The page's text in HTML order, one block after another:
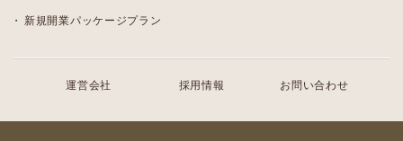
新規開業パッケージプラン
運営会社 採用情報 お問い合わせ